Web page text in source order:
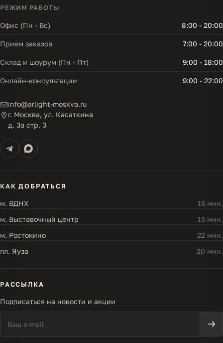
РЕЖИМ РАБОТЫ
Офис (Пн - Вс) 8:00 - 20:00
Прием заказов 7:00 - 20:00
Склад и шоурум (Пн - Пт) 9:00 - 18:00
Онлайн-консультации 9:00 - 22:00
info@arlight-moskva.ru
г. Москва, ул. Касаткина
д. 3а стр. 3
КАК ДОБРАТЬСЯ
м. ВДНХ
16 мин.
м. Выставочный центр
15 мин.
м. Ростокино
22 мин.
пл. Яуза
20 мин.
РАССЫЛКА
Подписаться на новости и акции